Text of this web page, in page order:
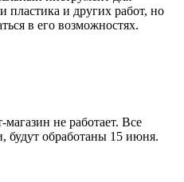
пластика и других работ, но
в его возможностях.
не работает. Все
будут обработаны 15 июня.